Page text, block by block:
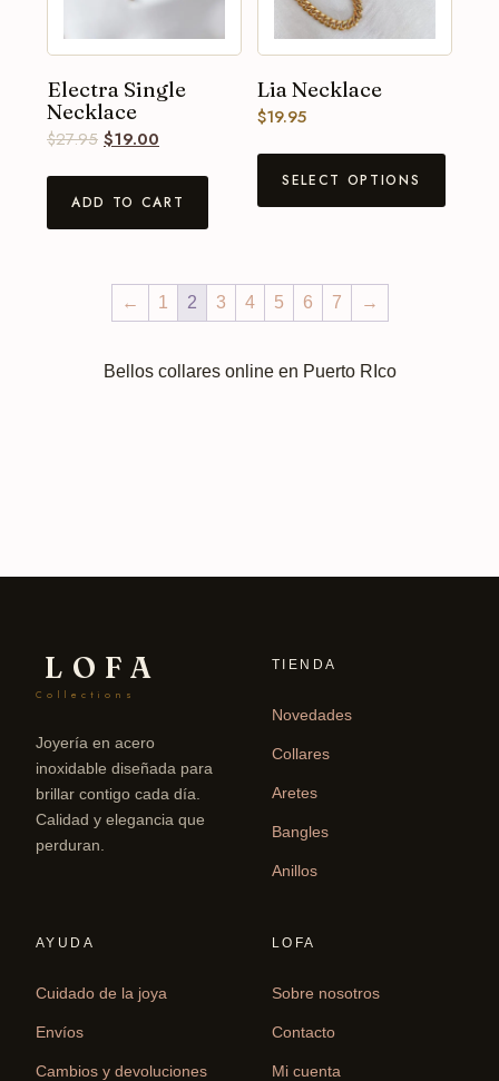
Electra Single
Necklace
$27.95 $19.00
ADD TO CART
Lia Necklace
$19.95
SELECT OPTIONS
← 1 2 3 4 5 6 7 →
Bellos collares online en Puerto RIco
LOFA
Collections
Joyería en acero
inoxidable diseñada para
brillar contigo cada día.
Calidad y elegancia que
perduran.
TIENDA
Novedades
Collares
Aretes
Bangles
Anillos
AYUDA
Cuidado de la joya
Envíos
Cambios y devoluciones
LOFA
Sobre nosotros
Contacto
Mi cuenta